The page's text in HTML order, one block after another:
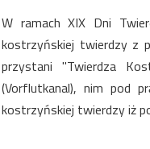
W ramach XIX Dni
kostrzyńskiej twierdzy z
przystani "Twierdza
(Vorflutkanal), nim pod
kostrzyńskiej twierdzy iż